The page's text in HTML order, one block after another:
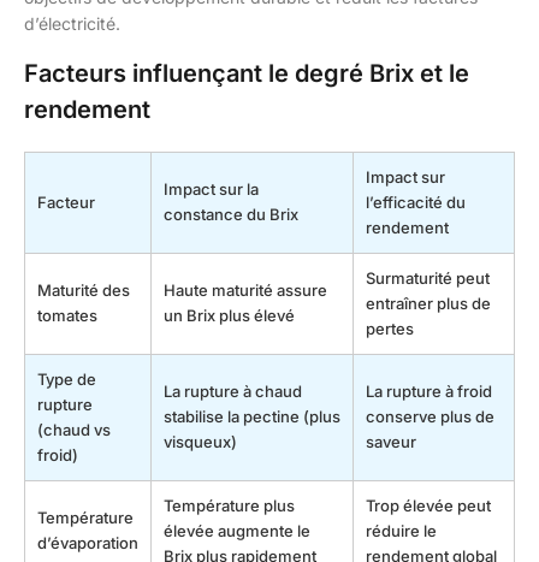
d’électricité.
Facteurs influençant le degré Brix et le
rendement
Facteur
Impact sur la
constance du Brix
Impact sur
l’efficacité du
rendement
Maturité des
tomates
Haute maturité assure
un Brix plus élevé
Surmaturité peut
entraîner plus de
pertes
Type de
rupture
(chaud vs
froid)
La rupture à chaud
stabilise la pectine (plus
visqueux)
La rupture à froid
conserve plus de
saveur
Température
d’évaporation
Température plus
élevée augmente le
Brix plus rapidement
Trop élevée peut
réduire le
rendement global